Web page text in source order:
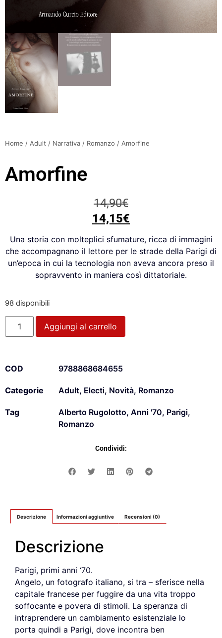
Home / Adult / Narrativa / Romanzo / Amorfine
Amorfine
14,90€
14,15€
Una storia con molteplici sfumature, ricca di immagini
che accompagnano il lettore per le strade della Parigi di
un’epoca in cui la tecnologia non aveva ancora preso il
sopravvento in maniera così dittatoriale.
98 disponibili
Aggiungi al carrello
COD 9788868684655
Categorie Adult, Electi, Novità, Romanzo
Tag Alberto Rugolotto, Anni '70, Parigi,
Romanzo
Condividi:
Descrizione Informazioni aggiuntive Recensioni (0)
Descrizione
Parigi, primi anni ‘70.
Angelo, un fotografo italiano, si tra – sferisce nella
capitale francese per fuggire da una vita troppo
soffocante e povera di stimoli. La speranza di
intraprendere un cambiamento esistenziale lo
porta quindi a Parigi, dove incontra ben